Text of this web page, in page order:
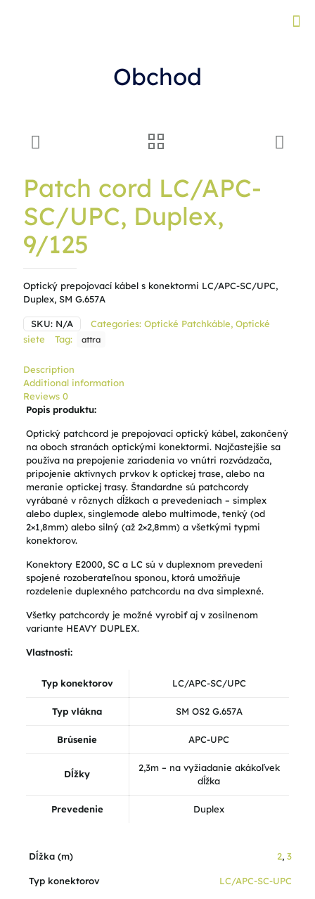
Obchod
Patch cord LC/APC-
SC/UPC, Duplex,
9/125
Optický prepojovací kábel s konektormi LC/APC-SC/UPC,
Duplex, SM G.657A
SKU: N/A Categories: Optické Patchkáble, Optické
siete
Tag: attra
Description
Additional information
Reviews 0
Popis produktu:
Optický patchcord je prepojovací optický kábel, zakončený
na oboch stranách optickými konektormi. Najčastejšie sa
používa na prepojenie zariadenia vo vnútri rozvádzača,
pripojenie aktívnych prvkov k optickej trase, alebo na
meranie optickej trasy. Štandardne sú patchcordy
vyrábané v rôznych dĺžkach a prevedeniach – simplex
alebo duplex, singlemode alebo multimode, tenký (od
2×1,8mm) alebo silný (až 2×2,8mm) a všetkými typmi
konektorov.
Konektory E2000, SC a LC sú v duplexnom prevedení
spojené rozoberateľnou sponou, ktorá umožňuje
rozdelenie duplexného patchcordu na dva simplexné.
Všetky patchcordy je možné vyrobiť aj v zosilnenom
variante HEAVY DUPLEX.
Vlastnosti:
Typ konektorov LC/APC-SC/UPC
Typ vlákna SM OS2 G.657A
Brúsenie APC-UPC
Dĺžky
2,3m – na vyžiadanie akákoľvek
dĺžka
Prevedenie Duplex
Dĺžka (m) 2, 3
Typ konektorov LC/APC-SC-UPC